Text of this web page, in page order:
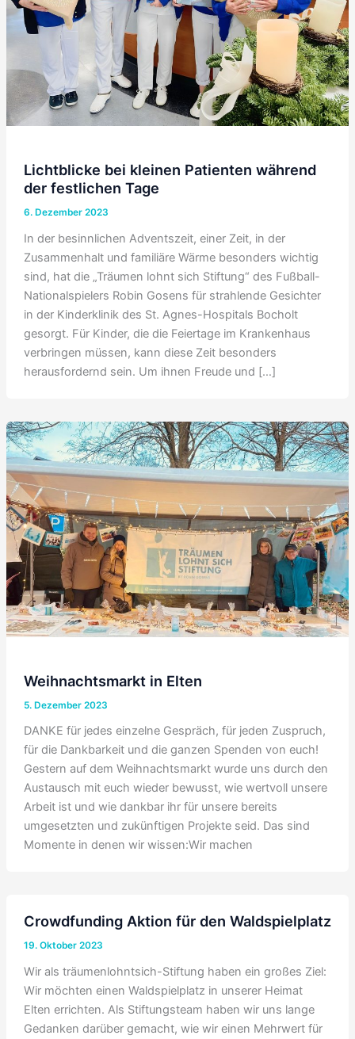
Lichtblicke bei kleinen Patienten während
der festlichen Tage
6. Dezember 2023
In der besinnlichen Adventszeit, einer Zeit, in der
Zusammenhalt und familiäre Wärme besonders wichtig
sind, hat die „Träumen lohnt sich Stiftung“ des Fußball-
Nationalspielers Robin Gosens für strahlende Gesichter
in der Kinderklinik des St. Agnes-Hospitals Bocholt
gesorgt. Für Kinder, die die Feiertage im Krankenhaus
verbringen müssen, kann diese Zeit besonders
herausfordernd sein. Um ihnen Freude und […]
Weihnachtsmarkt in Elten
5. Dezember 2023
DANKE für jedes einzelne Gespräch, für jeden Zuspruch,
für die Dankbarkeit und die ganzen Spenden von euch!
Gestern auf dem Weihnachtsmarkt wurde uns durch den
Austausch mit euch wieder bewusst, wie wertvoll unsere
Arbeit ist und wie dankbar ihr für unsere bereits
umgesetzten und zukünftigen Projekte seid. Das sind
Momente in denen wir wissen:Wir machen
Crowdfunding Aktion für den Waldspielplatz
19. Oktober 2023
Wir als träumenlohntsich-Stiftung haben ein großes Ziel:
Wir möchten einen Waldspielplatz in unserer Heimat
Elten errichten. Als Stiftungsteam haben wir uns lange
Gedanken darüber gemacht, wie wir einen Mehrwert für